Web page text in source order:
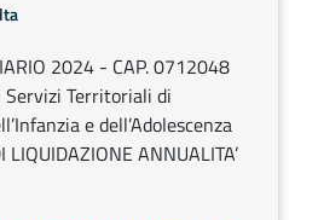
2024 - CAP. 0712048
Servizi Territoriali di
e dell’Adolescenza
LIQUIDAZIONE ANNUALITA’